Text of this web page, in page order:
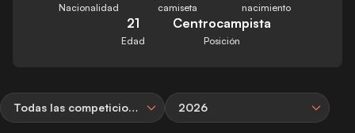
Nacionalidad
camiseta
nacimiento
21
Edad
Centrocampista
Posición
Todas las competiciones 2026